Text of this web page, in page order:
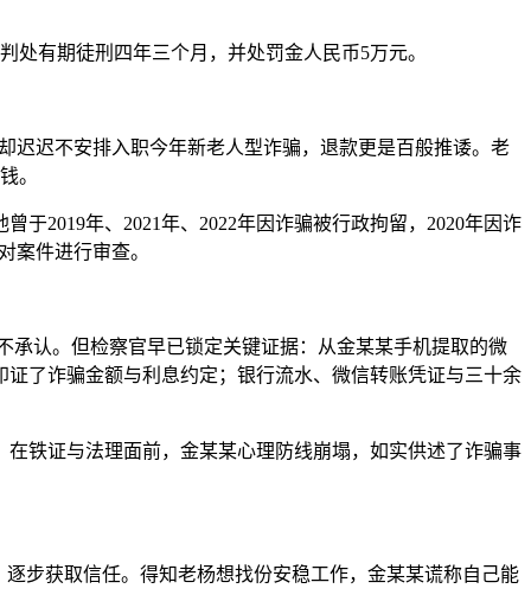
有期徒刑四年三个月，并处罚金人民币5万元。
迟迟不安排入职今年新老人型诈骗，退款更是百般推诿。老
。
于2019年、2021年、2022年因诈骗被行政拘留，2020年因诈
案件进行审查。
承认。但检察官早已锁定关键证据：从金某某手机提取的微
了诈骗金额与利息约定；银行流水、微信转账凭证与三十余
铁证与法理面前，金某某心理防线崩塌，如实供述了诈骗事
步获取信任。得知老杨想找份安稳工作，金某某谎称自己能